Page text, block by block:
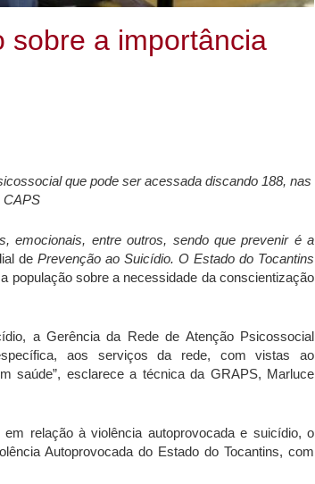
sobre a importância
que pode ser acessada discando 188, nas
CAPS
emocionais, entre outros, sendo que prevenir é a
dePrevenção ao Suicídio. O Estado do Tocantins
população sobre a necessidade da conscientização
a Gerência da Rede de Atenção Psicossocial
aos serviços da rede, com vistas ao
saúde”, esclarece a técnica da GRAPS, Marluce
relação à violência autoprovocada e suicídio, o
Autoprovocada do Estado do Tocantins, com